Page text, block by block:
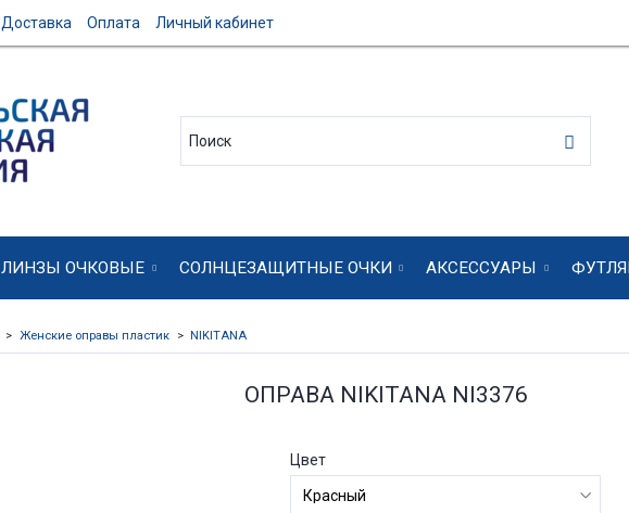
Доставка Оплата Личный кабинет
ЛИНЗЫ ОЧКОВЫЕ СОЛНЦЕЗАЩИТНЫЕ ОЧКИ АКСЕССУАРЫ
Женские оправы пластик NIKITANA
ОПРАВА NIKITANA NI3376
Цвет